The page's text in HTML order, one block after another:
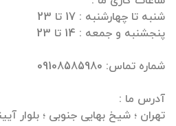
تهران ؛ شیخ بهایی جنوبی ؛ بلوار